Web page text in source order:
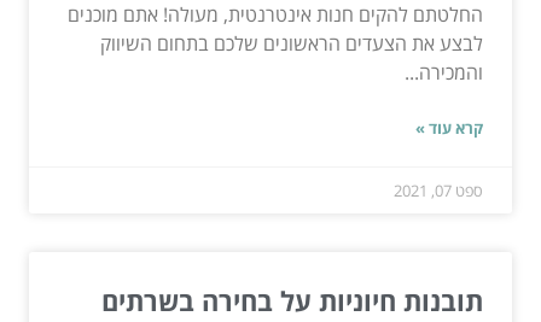
החלטתם להקים חנות אינטרנטית, מעולה! אתם מוכנים
לבצע את הצעדים הראשונים שלכם בתחום השיווק
והמכירה...
קרא עוד »
ספט 07, 2021
תובנות חיוניות על בחירה בשרתים